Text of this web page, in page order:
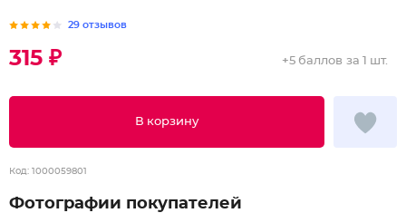
29 отзывов
315 ₽
В корзину
+5 баллов за 1 шт.
Код: 1000059801
Фотографии покупателей